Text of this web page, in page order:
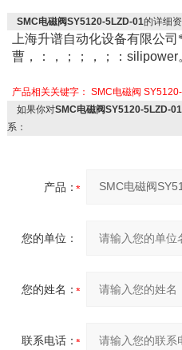
SMC电磁阀SY5120-5LZD-01的详细
上海升谱自动化设备有限公
曹，：
， ； ； ， ； ： silipower
产品相关关键字： SMC电磁阀
如果你对SMC电磁阀SY5120-5LZD-01
系：
产品：
您的单位：
您的姓名：
联系电话：